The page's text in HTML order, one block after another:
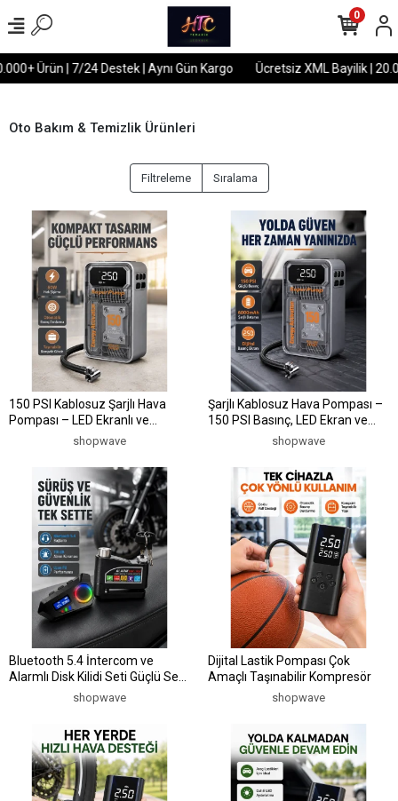
Ürün | 7/24 Destek | Aynı Gün Kargo Ücretsiz XML Bayilik |
0
Oto Bakım & Temizlik Ürünleri
Filtreleme Sıralama
150 PSI Kablosuz Şarjlı Hava
Pompası – LED Ekranlı ve
Otomatik Kapanma Özellikli
shopwave
Şarjlı Kablosuz Hava Pompası –
150 PSI Basınç, LED Ekran ve
6000mAh Batarya
shopwave
Bluetooth 5.4 İntercom ve
Alarmlı Disk Kilidi Seti Güçlü Ses
shopwave
Dijital Lastik Pompası Çok
Amaçlı Taşınabilir Kompresör
shopwave